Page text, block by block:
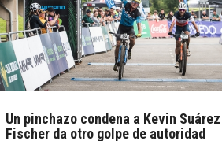
Un pinchazo condena a Kevin
Fischer da otro golpe de autoridad